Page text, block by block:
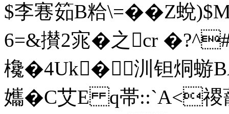
$李寋筎B粭\=��Z蛻
6=&攅2宨�之cr
欃�4Uk�汌钽烔蝣
孈�C艾E q帯::`A<